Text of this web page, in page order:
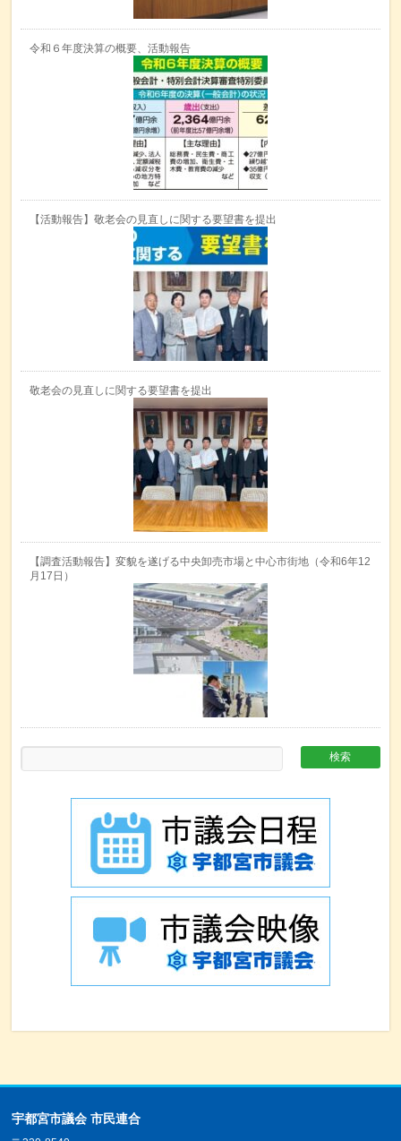
令和６年度決算の概要、活動報告
【活動報告】敬老会の見直しに関する要望書を提出
敬老会の見直しに関する要望書を提出
【調査活動報告】変貌を遂げる中央卸売市場と中心市街地（令和6年12
月17日）
宇都宮市議会 市民連合